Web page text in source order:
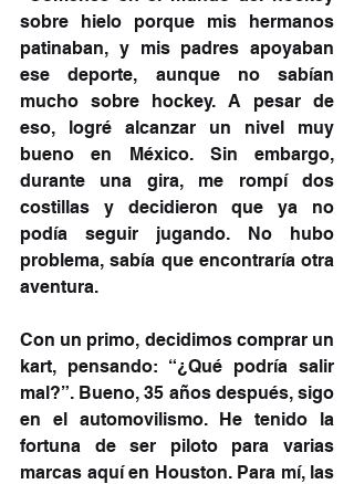
sobre hielo porque mis hermanos
patinaban, y mis padres apoyaban
ese deporte, aunque no sabían
mucho sobre hockey. A pesar de
eso, logré alcanzar un nivel muy
bueno en México. Sin embargo,
durante una gira, me rompí dos
costillas y decidieron que ya no
podía seguir jugando. No hubo
problema, sabía que encontraría otra
aventura.
Con un primo, decidimos comprar un
kart, pensando: “¿Qué podría salir
mal?”. Bueno, 35 años después, sigo
en el automovilismo. He tenido la
fortuna de ser piloto para varias
marcas aquí en Houston. Para mí, las